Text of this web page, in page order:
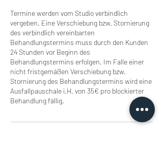
Termine werden vom Studio verbindlich
vergeben. Eine Verschiebung bzw. Stornierung
des verbindlich vereinbarten
Behandlungstermins muss durch den Kunden
24 Stunden vor Beginn des
Behandlungstermins erfolgen. Im Falle einer
nicht fristgemäßen Verschiebung bzw.
Stornierung des Behandlungstermins wird eine
Ausfallpauschale i.H. von 35€ pro blockierter
Behandlung fällig.